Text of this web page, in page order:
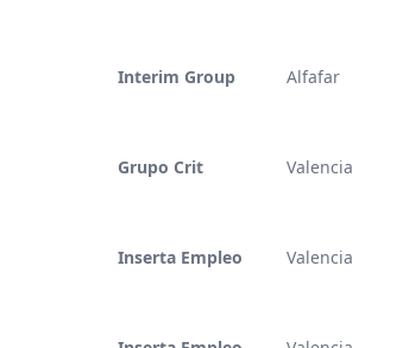
Interim Group Alfafar
Grupo Crit Valencia
Inserta Empleo Valencia